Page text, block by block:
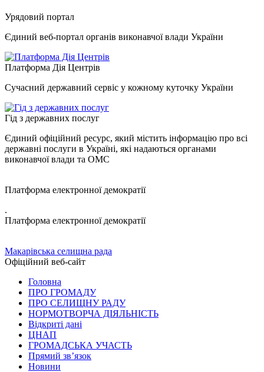
Урядовий портал
Єдиний веб-портал органів виконавчої влади України
Платформа Дія Центрів
Сучасний державний сервіс у кожному куточку України
Гід з державних послуг
Єдиний офіційний ресурс, який містить інформацію про всі
державні послуги в Україні, які надаються органами
виконавчої влади та ОМС
Платформа електронної демократії
.
Платформа електронної демократії
Макарівська селищна рада
Офіційний веб-сайт
Головна
ПРО ГРОМАДУ
ПРО СЕЛИЩНУ РАДУ
НОРМОТВОРЧА ДІЯЛЬНІСТЬ
Відкриті дані
ЦНАП
ГРОМАДСЬКА УЧАСТЬ
Прямий зв’язок
Новини